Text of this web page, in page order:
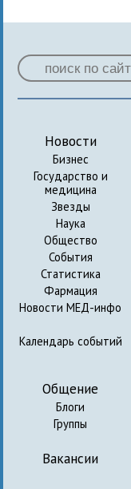
Новости
Бизнес
Государство и
медицина
Звезды
Наука
Общество
События
Статистика
Фармация
Новости МЕД-инфо
Календарь событий
Общение
Блоги
Группы
Вакансии